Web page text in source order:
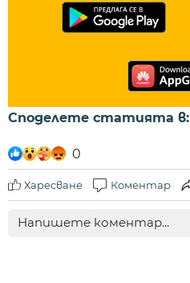
Споделете статията в:
0
Харесване Коментар